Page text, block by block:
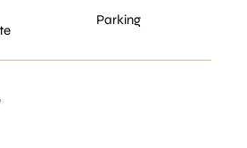
Parking